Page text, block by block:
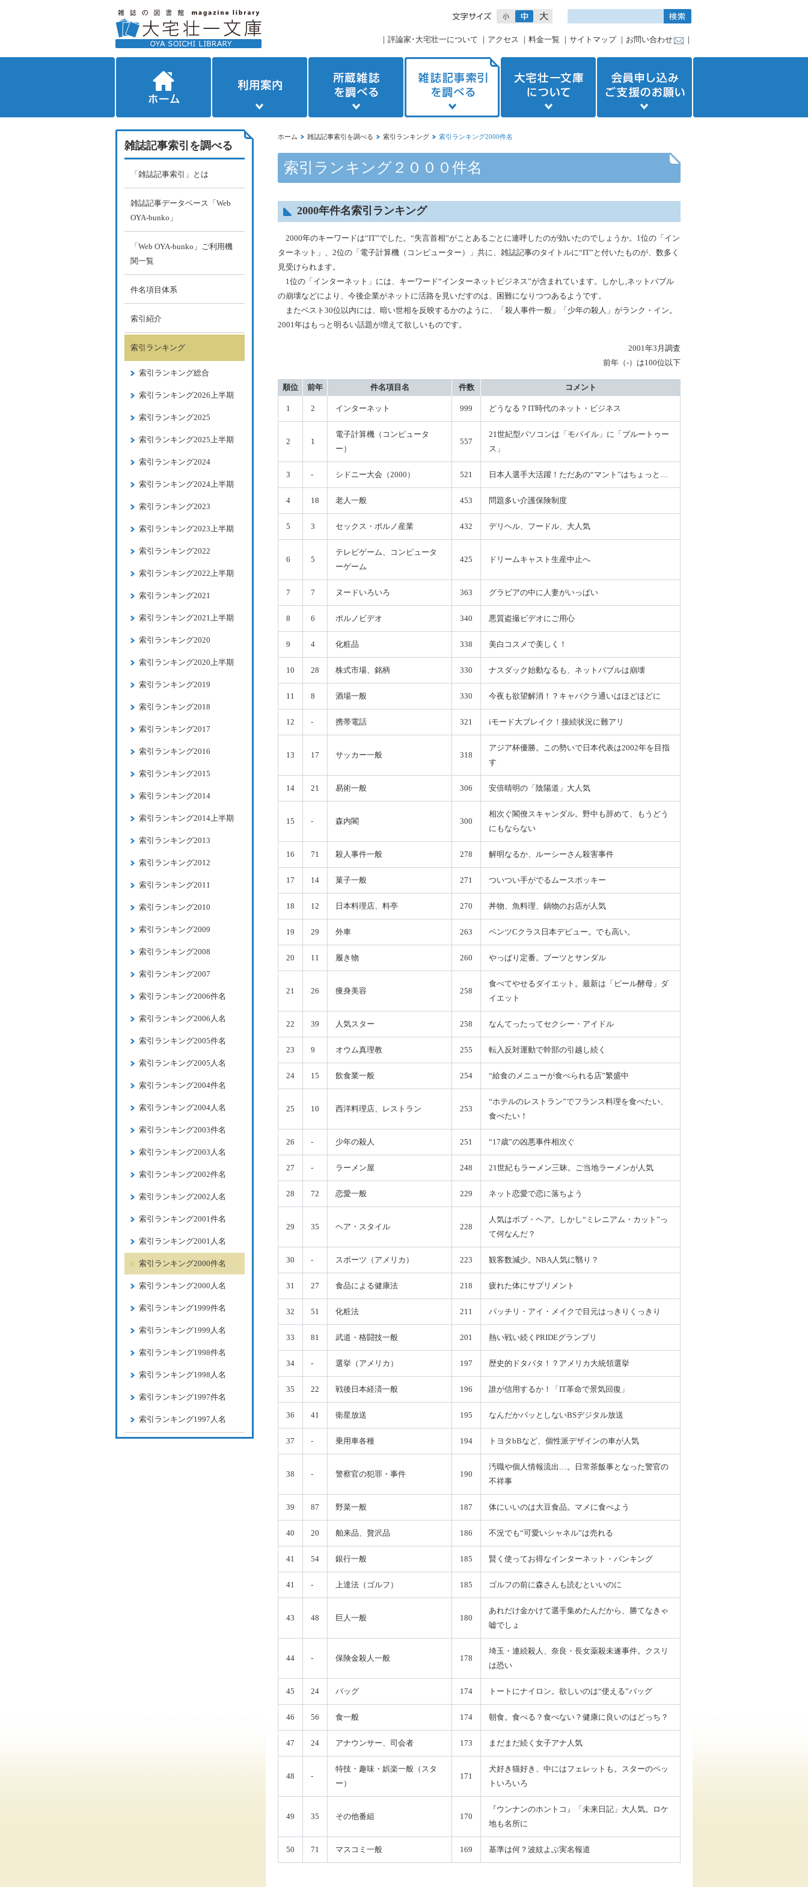
｜ 評論家･大宅壮一について ｜ アクセス ｜ 料金一覧 ｜ サイトマップ｜ お問い合わせ ｜
ホーム 雑誌記事索引を調べる 索引ランキング 索引ランキング2000件名
索引ランキング２０００件名
2000年件名索引ランキング
2000年のキーワードは“IT”でした。“失言首相”がことあるごとに連呼したのが効いたのでしょうか。1位の「イン
ターネット」、2位の「電子計算機（コンピューター）」共に、雑誌記事のタイトルに“IT”と付いたものが、数多く
見受けられます。
1位の「インターネット」には、キーワード“インターネットビジネス”が含まれています。しかし,ネットバブル
の崩壊などにより、今後企業がネットに活路を見いだすのは、困難になりつつあるようです。
またベスト30位以内には、暗い世相を反映するかのように、「殺人事件一般」「少年の殺人」がランク・イン。
2001年はもっと明るい話題が増えて欲しいものです。
2001年3月調査
前年（-）は100位以下
順位 前年 件名項目名 件数 コメント
1 2 インターネット 999 どうなる？IT時代のネット・ビジネス
2 1
電子計算機（コンピュータ
ー）
557
21世紀型パソコンは「モバイル」に「ブルートゥー
ス」
3 - シドニー大会（2000） 521 日本人選手大活躍！ただあの“マント”はちょっと…
4 18 老人一般 453 問題多い介護保険制度
5 3 セックス・ポルノ産業 432 デリヘル、フードル、大人気
6 5
テレビゲーム、コンピュータ
ーゲーム
425 ドリームキャスト生産中止へ
7 7 ヌードいろいろ 363 グラビアの中に人妻がいっぱい
8 6 ポルノビデオ 340 悪質盗撮ビデオにご用心
9 4 化粧品 338 美白コスメで美しく！
10 28 株式市場、銘柄 330 ナスダック始動なるも、ネットバブルは崩壊
11 8 酒場一般 330 今夜も欲望解消！？キャバクラ通いはほどほどに
12 - 携帯電話 321 iモード大ブレイク！接続状況に難アリ
13 17 サッカー一般 318
アジア杯優勝。この勢いで日本代表は2002年を目指
す
14 21 易術一般 306 安倍晴明の「陰陽道」大人気
15 - 森内閣 300
相次ぐ閣僚スキャンダル。野中も辞めて、もうどう
にもならない
16 71 殺人事件一般 278 解明なるか、ルーシーさん殺害事件
17 14 菓子一般 271 ついつい手がでるムースポッキー
18 12 日本料理店、料亭 270 丼物、魚料理、鍋物のお店が人気
19 29 外車 263 ベンツCクラス日本デビュー。でも高い。
20 11 履き物 260 やっぱり定番。ブーツとサンダル
21 26 痩身美容 258
食べてやせるダイエット。最新は「ビール酵母」ダ
イエット
22 39 人気スター 258 なんてったってセクシー・アイドル
23 9 オウム真理教 255 転入反対運動で幹部の引越し続く
24 15 飲食業一般 254 “給食のメニューが食べられる店”繁盛中
25 10 西洋料理店、レストラン 253
“ホテルのレストラン”でフランス料理を食べたい、
食べたい！
26 - 少年の殺人 251 “17歳”の凶悪事件相次ぐ
27 - ラーメン屋 248 21世紀もラーメン三昧。ご当地ラーメンが人気
28 72 恋愛一般 229 ネット恋愛で恋に落ちよう
29 35 ヘア・スタイル 228
人気はボブ・ヘア。しかし“ミレニアム・カット”っ
て何なんだ？
30 - スポーツ（アメリカ） 223 観客数減少。NBA人気に翳り？
31 27 食品による健康法 218 疲れた体にサプリメント
32 51 化粧法 211 パッチリ・アイ・メイクで目元はっきりくっきり
33 81 武道・格闘技一般 201 熱い戦い続くPRIDEグランプリ
34 - 選挙（アメリカ） 197 歴史的ドタバタ！？アメリカ大統領選挙
35 22 戦後日本経済一般 196 誰が信用するか！「IT革命で景気回復」
36 41 衛星放送 195 なんだかパッとしないBSデジタル放送
37 - 乗用車各種 194 トヨタbBなど、個性派デザインの車が人気
38 - 警察官の犯罪・事件 190
汚職や個人情報流出…。日常茶飯事となった警官の
不祥事
39 87 野菜一般 187 体にいいのは大豆食品。マメに食べよう
40 20 舶来品、贅沢品 186 不況でも“可愛いシャネル”は売れる
41 54 銀行一般 185 賢く使ってお得なインターネット・バンキング
41 - 上達法（ゴルフ） 185 ゴルフの前に森さんも読むといいのに
43 48 巨人一般 180
あれだけ金かけて選手集めたんだから、勝てなきゃ
嘘でしょ
44 - 保険金殺人一般 178
埼玉・連続殺人、奈良・長女薬殺未遂事件。クスリ
は恐い
45 24 バッグ 174 トートにナイロン。欲しいのは“使える”バッグ
46 56 食一般 174 朝食。食べる？食べない？健康に良いのはどっち？
47 24 アナウンサー、司会者 173 まだまだ続く女子アナ人気
48 -
特技・趣味・娯楽一般（スタ
ー）
171
犬好き猫好き、中にはフェレットも。スターのペッ
トいろいろ
49 35 その他番組 170
『ウンナンのホントコ』「未来日記」大人気。ロケ
地も名所に
50 71 マスコミ一般 169 基準は何？波紋よぶ実名報道
雑誌記事索引を調べる
「雑誌記事索引」とは
雑誌記事データベース「Web
OYA-bunko」
「Web OYA-bunko」ご利用機
関一覧
件名項目体系
索引紹介
索引ランキング
索引ランキング総合
索引ランキング2026上半期
索引ランキング2025
索引ランキング2025上半期
索引ランキング2024
索引ランキング2024上半期
索引ランキング2023
索引ランキング2023上半期
索引ランキング2022
索引ランキング2022上半期
索引ランキング2021
索引ランキング2021上半期
索引ランキング2020
索引ランキング2020上半期
索引ランキング2019
索引ランキング2018
索引ランキング2017
索引ランキング2016
索引ランキング2015
索引ランキング2014
索引ランキング2014上半期
索引ランキング2013
索引ランキング2012
索引ランキング2011
索引ランキング2010
索引ランキング2009
索引ランキング2008
索引ランキング2007
索引ランキング2006件名
索引ランキング2006人名
索引ランキング2005件名
索引ランキング2005人名
索引ランキング2004件名
索引ランキング2004人名
索引ランキング2003件名
索引ランキング2003人名
索引ランキング2002件名
索引ランキング2002人名
索引ランキング2001件名
索引ランキング2001人名
索引ランキング2000件名
索引ランキング2000人名
索引ランキング1999件名
索引ランキング1999人名
索引ランキング1998件名
索引ランキング1998人名
索引ランキング1997件名
索引ランキング1997人名